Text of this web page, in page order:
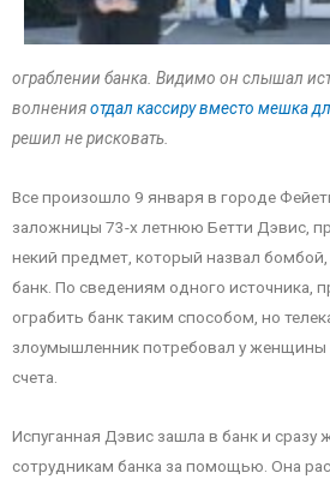
ограблении банка. Видимо он слышал
волненияотдал кассиру вместо мешка
решил не рисковать.
Все произошло 9 января в городе
заложницы 73-х летнюю Бетти Дэвис,
некий предмет, который назвал
банк. По сведениям одного источника,
ограбить банк таким способом, но
злоумышленник потребовал у женщины
счета.
Испуганная Дэвис зашла в банк и сразу
сотрудникам банка за помощью. Она